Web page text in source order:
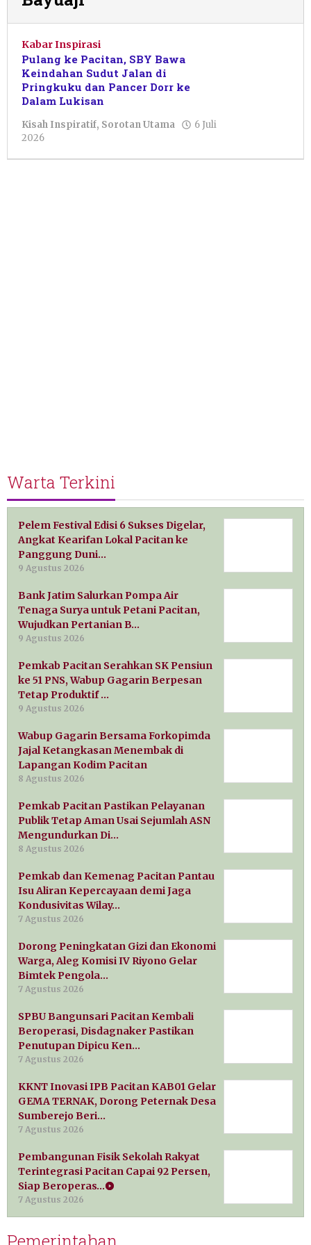
Kabar Inspirasi
Pulang ke Pacitan, SBY Bawa
Keindahan Sudut Jalan di
Pringkuku dan Pancer Dorr ke
Dalam Lukisan
Kisah Inspiratif, Sorotan Utama
6 Juli
2026
Warta Terkini
Pelem Festival Edisi 6 Sukses Digelar,
Angkat Kearifan Lokal Pacitan ke
Panggung Duni…
9 Agustus 2026
Bank Jatim Salurkan Pompa Air
Tenaga Surya untuk Petani Pacitan,
Wujudkan Pertanian B…
9 Agustus 2026
Pemkab Pacitan Serahkan SK Pensiun
ke 51 PNS, Wabup Gagarin Berpesan
Tetap Produktif …
9 Agustus 2026
Wabup Gagarin Bersama Forkopimda
Jajal Ketangkasan Menembak di
Lapangan Kodim Pacitan
8 Agustus 2026
Pemkab Pacitan Pastikan Pelayanan
Publik Tetap Aman Usai Sejumlah ASN
Mengundurkan Di…
8 Agustus 2026
Pemkab dan Kemenag Pacitan Pantau
Isu Aliran Kepercayaan demi Jaga
Kondusivitas Wilay…
7 Agustus 2026
Dorong Peningkatan Gizi dan Ekonomi
Warga, Aleg Komisi IV Riyono Gelar
Bimtek Pengola…
7 Agustus 2026
SPBU Bangunsari Pacitan Kembali
Beroperasi, Disdagnaker Pastikan
Penutupan Dipicu Ken…
7 Agustus 2026
KKNT Inovasi IPB Pacitan KAB01 Gelar
GEMA TERNAK, Dorong Peternak Desa
Sumberejo Beri…
7 Agustus 2026
Pembangunan Fisik Sekolah Rakyat
Terintegrasi Pacitan Capai 92 Persen,
Siap Beroperas…
7 Agustus 2026